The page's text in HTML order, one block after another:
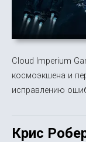
Cloud Imperium
космоэкшена и
исправлению
Крис